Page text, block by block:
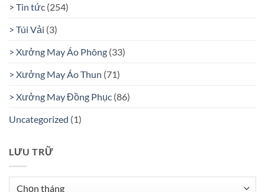
> Tin tức (254)
> Túi Vải (3)
> Xưởng May Áo Phông (33)
> Xưởng May Áo Thun (71)
> Xưởng May Đồng Phục (86)
Uncategorized (1)
LƯU TRỮ
Lưu